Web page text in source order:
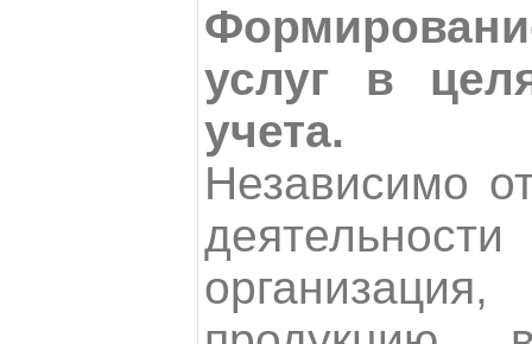
услуг в
учета.
Независимо